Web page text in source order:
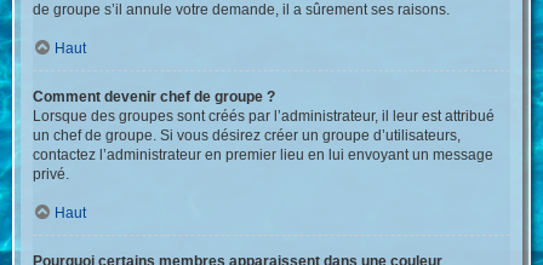
de groupe s’il annule votre demande, il a sûrement ses raisons.
Haut
Comment devenir chef de groupe ?
Lorsque des groupes sont créés par l’administrateur, il leur est attribué
un chef de groupe. Si vous désirez créer un groupe d’utilisateurs,
contactez l’administrateur en premier lieu en lui envoyant un message
privé.
Haut
Pourquoi certains membres apparaissent dans une couleur